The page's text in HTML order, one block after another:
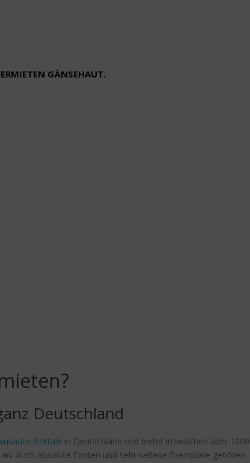
GÄNSEHAUT.
Deutschland
Portale in Deutschland und bietet inzwischen über 1000
Auch absolute Exoten und sehr seltene Exemplare gehören